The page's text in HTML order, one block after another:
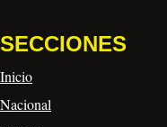
SECCIONES
Inicio
Nacional